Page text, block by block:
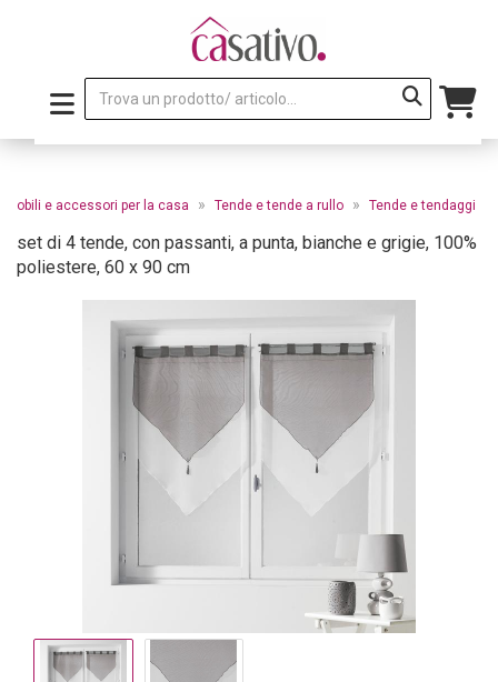
Mobili e accessori per la casa » Tende e tende a rullo » Tende e tendaggi
set di 4 tende, con passanti, a punta, bianche e grigie, 100%
poliestere, 60 x 90 cm